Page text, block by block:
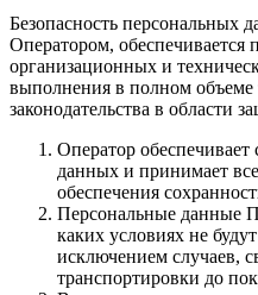
Безопасность персональных
Оператором, обеспечивается
организационных и
выполнения в полном
законодательства в области
Оператор
данных и принимает
обеспечения
Персональные данные
каких условиях не
исключением случаев,
транспортировки до